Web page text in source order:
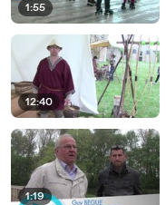
1:55
12:40
1:19